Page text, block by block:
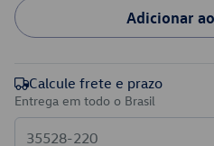
Adicionar
Calcule frete e prazo
Entrega em todo o Brasil